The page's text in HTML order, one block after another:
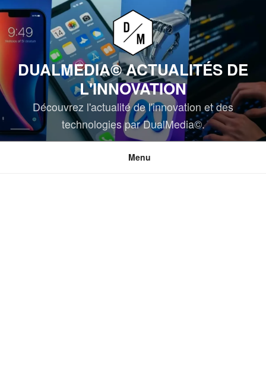
Aller
au
contenu
DUALMEDIA© ACTUALITÉS DE
L'INNOVATION
Découvrez l'actualité de l'innovation et des
technologies par DualMedia©.
Menu